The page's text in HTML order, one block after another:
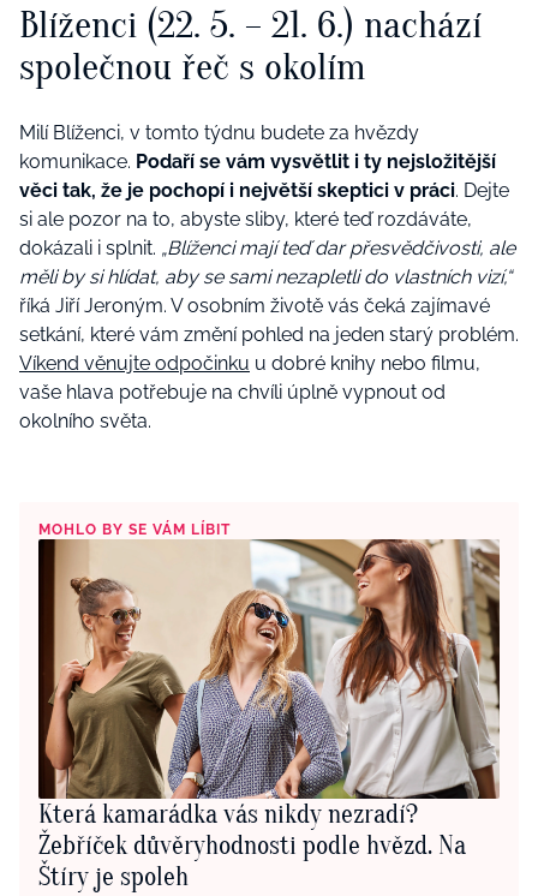
Blíženci (22. 5. – 21. 6.) nachází
společnou řeč s okolím
Milí Blíženci, v tomto týdnu budete za hvězdy
komunikace. Podaří se vám vysvětlit i ty nejsložitější
věci tak, že je pochopí i největší skeptici v práci. Dejte
si ale pozor na to, abyste sliby, které teď rozdáváte,
dokázali i splnit. „Blíženci mají teď dar přesvědčivosti, ale
měli by si hlídat, aby se sami nezapletli do vlastních vizí,“
říká Jiří Jeroným. V osobním životě vás čeká zajímavé
setkání, které vám změní pohled na jeden starý problém.
Víkend věnujte odpočinku u dobré knihy nebo filmu,
vaše hlava potřebuje na chvíli úplně vypnout od
okolního světa.
MOHLO BY SE VÁM LÍBIT
Která kamarádka vás nikdy nezradí?
Žebříček důvěryhodnosti podle hvězd. Na
Štíry je spoleh